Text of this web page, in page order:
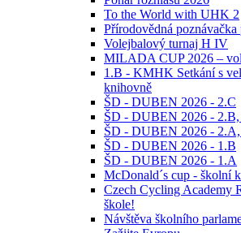
To the World with UHK 2
Přírodovědná
Volejbalový turnaj H IV
MILADA CUP 2026 –
1.B - KMHK Setkání s
knihovně
ŠD - DUBEN 2026 - 2.C
ŠD - DUBEN 2026 -
ŠD - DUBEN 2026 -
ŠD - DUBEN 2026 - 1.B
ŠD - DUBEN 2026 - 1.A
McDonald´s cup - školní
Czech Cycling Academy
škole!
Návštěva školního